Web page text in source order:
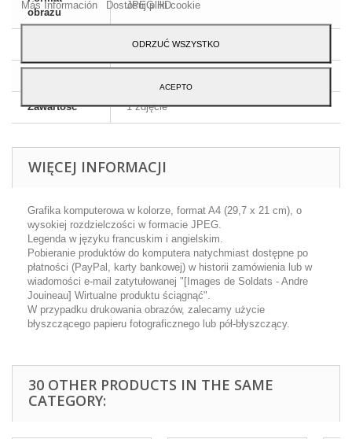
obrazu
JPEG HD
A4 - 29,7 x 21 cm
Zawartość 1 zdjęcie
WIĘCEJ INFORMACJI
Grafika komputerowa w kolorze, format A4 (29,7 x 21 cm), o
wysokiej rozdzielczości w formacie JPEG.
Legenda w języku francuskim i angielskim.
Pobieranie produktów do komputera natychmiast dostępne po
płatności (PayPal, karty bankowej) w historii zamówienia lub w
wiadomości e-mail zatytułowanej "[Images de Soldats - Andre
Jouineau] Wirtualne produktu ściągnąć".
W przypadku drukowania obrazów, zalecamy użycie
błyszczącego papieru fotograficznego lub pół-błyszczący.
30 OTHER PRODUCTS IN THE SAME
CATEGORY:
Más Información
Dostosuj pliki cookie
ODRZUĆ WSZYSTKO
ACEPTO